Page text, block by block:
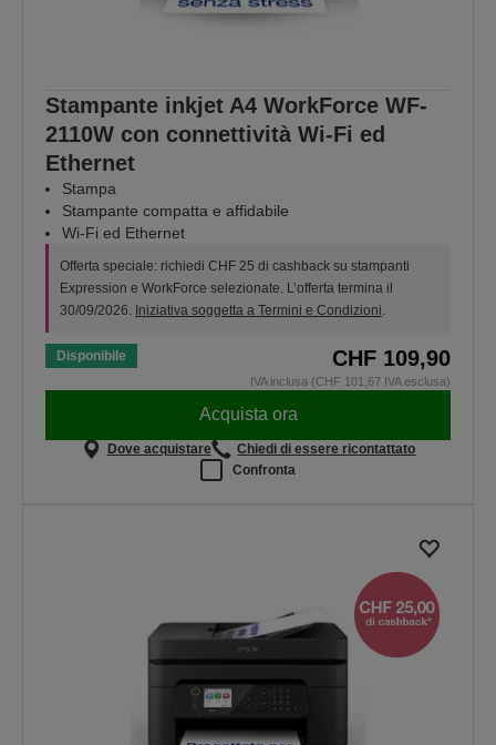
Stampante inkjet A4 WorkForce WF-
2110W con connettività Wi-Fi ed
Ethernet
Stampa
Stampante compatta e affidabile
Wi-Fi ed Ethernet
Offerta speciale: richiedi CHF 25 di cashback su stampanti
Expression e WorkForce selezionate. L’offerta termina il
30/09/2026. Iniziativa soggetta a Termini e Condizioni
Disponibile CHF 109,90
IVA inclusa (CHF 101,67 IVA esclusa)
Acquista ora
Dove acquistare
Chiedi di essere ricontattato
Confronta